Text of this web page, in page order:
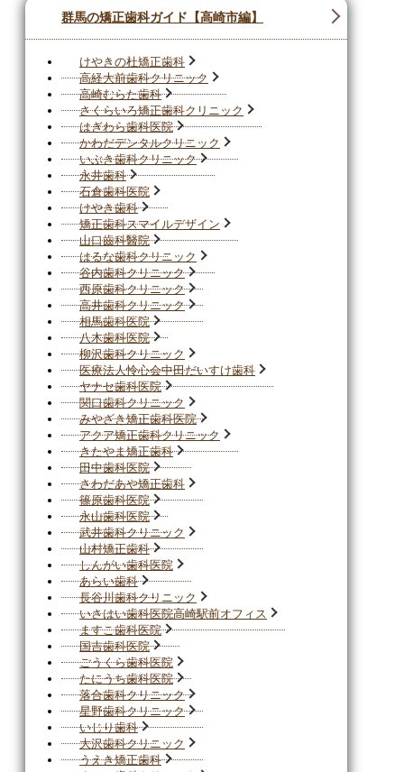
群馬の矯正歯科ガイド【高崎市編】
けやきの杜矯正歯科
高経大前歯科クリニック
高崎むらた歯科
さくらいろ矯正歯科クリニック
はぎわら歯科医院
かわだデンタルクリニック
いぶき歯科クリニック
永井歯科
石倉歯科医院
けやき歯科
矯正歯科スマイルデザイン
山口齒科醫院
はるな歯科クリニック
谷内歯科クリニック
西原歯科クリニック
高井歯科クリニック
相馬歯科医院
八木歯科医院
柳沢歯科クリニック
医療法人怜心会中田だいすけ歯科
ヤナセ歯科医院
関口歯科クリニック
みやざき矯正歯科医院
アクア矯正歯科クリニック
きたやま矯正歯科
田中歯科医院
さわだあや矯正歯科
篠原歯科医院
永山歯科医院
武井歯科クリニック
山村矯正歯科
しんがい歯科医院
あらい歯科
長谷川歯科クリニック
いさはい歯科医院高崎駅前オフィス
ますこ歯科医院
国吉歯科医院
ごうくら歯科医院
たにうち歯科医院
落合歯科クリニック
星野歯科クリニック
いじり歯科
大沢歯科クリニック
うえき矯正歯科